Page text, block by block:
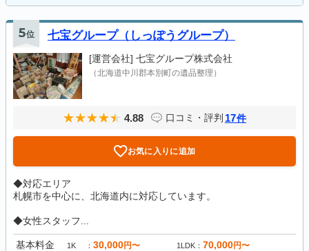
5位 七宝グループ（しっぽうグループ）
[運営会社] 七宝グループ株式会社
（北海道中川郡本別町の遺品整理）
4.88 口コミ・評判 17件
お気に入りに追加
◆対応エリア
札幌市を中心に、北海道内に対応しています。
◆女性スタッフ...
基本料金 1K 30,000円〜 1LDK 70,000円〜